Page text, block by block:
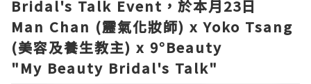
Bridal's Talk Event，於本月23日
Man Chan (靂氣化妝師) x Yoko Tsang
(美容及養生教主) x 9°Beauty
"My Beauty Bridal's Talk"